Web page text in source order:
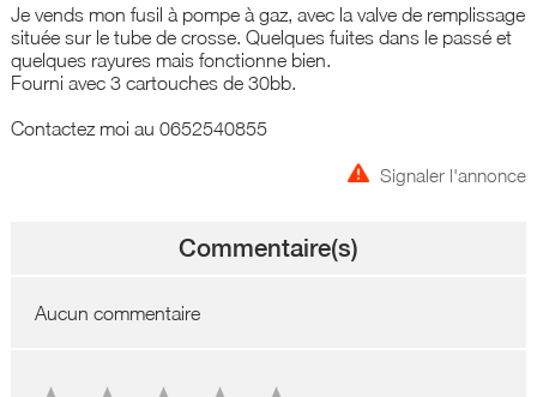
Je vends mon fusil à pompe à gaz, avec la valve de remplissage
située sur le tube de crosse. Quelques fuites dans le passé et
quelques rayures mais fonctionne bien.
Fourni avec 3 cartouches de 30bb.
Contactez moi au 0652540855
Signaler l'annonce
Commentaire(s)
Aucun commentaire